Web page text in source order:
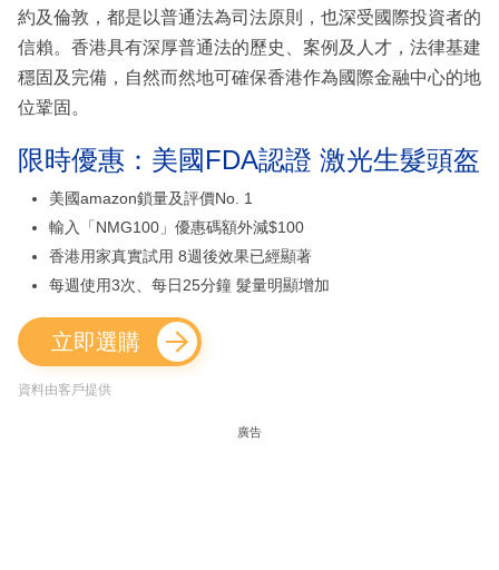
約及倫敦，都是以普通法為司法原則，也深受國際投資者的
信賴。香港具有深厚普通法的歷史、案例及人才，法律基建
穩固及完備，自然而然地可確保香港作為國際金融中心的地
位鞏固。
限時優惠：美國FDA認證 激光生髮頭盔
美國amazon鎖量及評價No. 1
輸入「NMG100」優惠碼額外減$100
香港用家真實試用 8週後效果已經顯著
每週使用3次、每日25分鐘 髮量明顯增加
立即選購
資料由客戶提供
廣告